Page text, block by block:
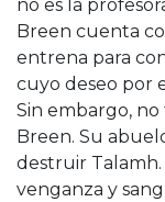
no es la
Breen cuenta
entrena para
cuyo deseo por
Sin embargo, no
Breen. Su
destruir Talamh.
venganza y